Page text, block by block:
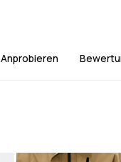
Anprobieren